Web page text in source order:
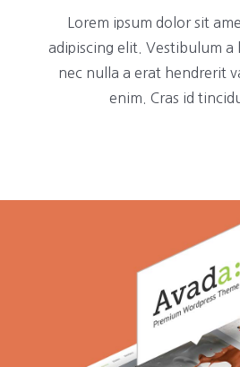
Lorem ipsum dolor sit
adipiscing elit. Vestibulum a
nec nulla a erat hendrerit
enim. Cras id